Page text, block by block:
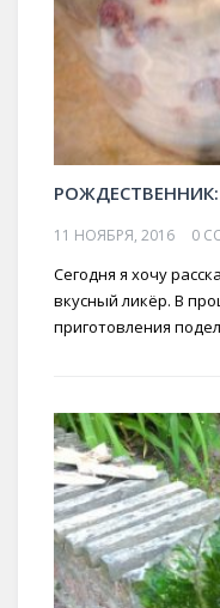
11 НОЯБРЯ, 2016 0
Сегодня я хочу
вкусный ликёр. В
приготовления